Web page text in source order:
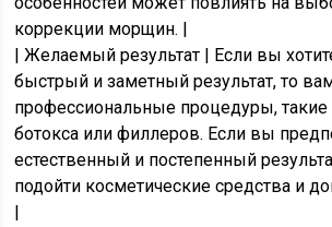
коррекции морщин. |
| Желаемый результат | Если вы
быстрый и заметный результат, то
профессиональные процедуры,
ботокса или филлеров. Если вы
естественный и постепенный
подойти косметические средства и
|